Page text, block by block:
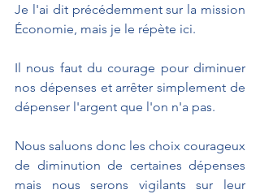
Je l'ai dit précédemment sur la mission
Économie, mais je le répète ici.
Il nous faut du courage pour diminuer
nos dépenses et arrêter simplement de
dépenser l'argent que l'on n'a pas.
Nous saluons donc les choix courageux
de diminution de certaines dépenses
mais nous serons vigilants sur leur